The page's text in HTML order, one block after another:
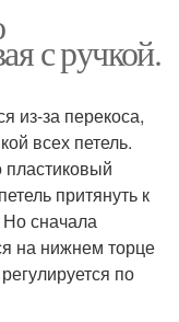
с ручкой.
из-за перекоса,
всех петель.
притянуть к
Но сначала
на нижнем торце
по